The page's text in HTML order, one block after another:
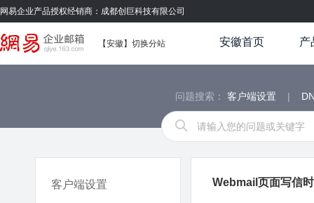
网易企业产品授权经销商：成都创巨科技有限公司
【安徽】 切换分站 安徽首页 产
问题搜索： 客户端设置 |
客户端设置 Webmail页面写信